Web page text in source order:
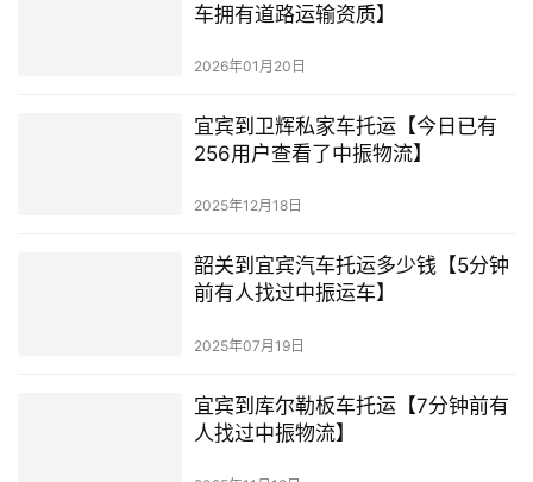
车拥有道路运输资质】
2026年01月20日
宜宾到卫辉私家车托运【今日已有
256用户查看了中振物流】
2025年12月18日
韶关到宜宾汽车托运多少钱【5分钟
前有人找过中振运车】
2025年07月19日
宜宾到库尔勒板车托运【7分钟前有
人找过中振物流】